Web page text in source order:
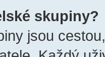
skupiny?
jsou